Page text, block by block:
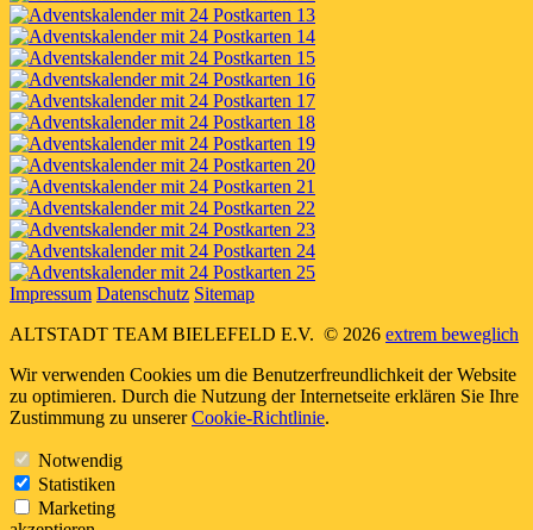
Impressum Datenschutz Sitemap
ALTSTADT TEAM BIELEFELD E.V. © 2026 extrem beweglich
Wir verwenden Cookies um die Benutzerfreundlichkeit der Website
zu optimieren. Durch die Nutzung der Internetseite erklären Sie Ihre
Zustimmung zu unsererCookie-Richtlinie.
Notwendig
Statistiken
Marketing